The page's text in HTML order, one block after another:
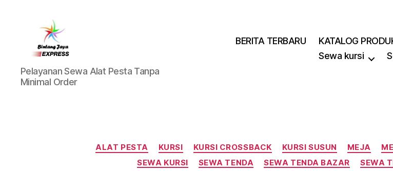
Pusat
Sewa
Alat
Pelayanan Sewa Alat Pesta Tanpa
Minimal Order
BERITA TERBARU KATALOG
Sewa kursi
Kategori
ALAT PESTA KURSI KURSI CROSSBACK KURSI SUSUN MEJA
SEWA KURSI
SEWA TENDA SEWA TENDA BAZAR SEWA